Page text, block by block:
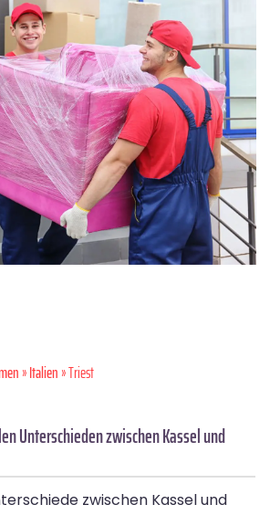
»Italien» Triest
Unterschieden zwischen Kassel und
zwischen Kassel und